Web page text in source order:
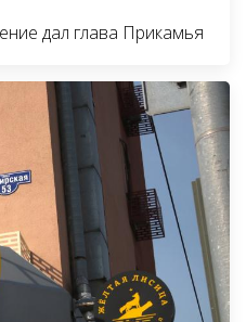
дал глава Прикамья